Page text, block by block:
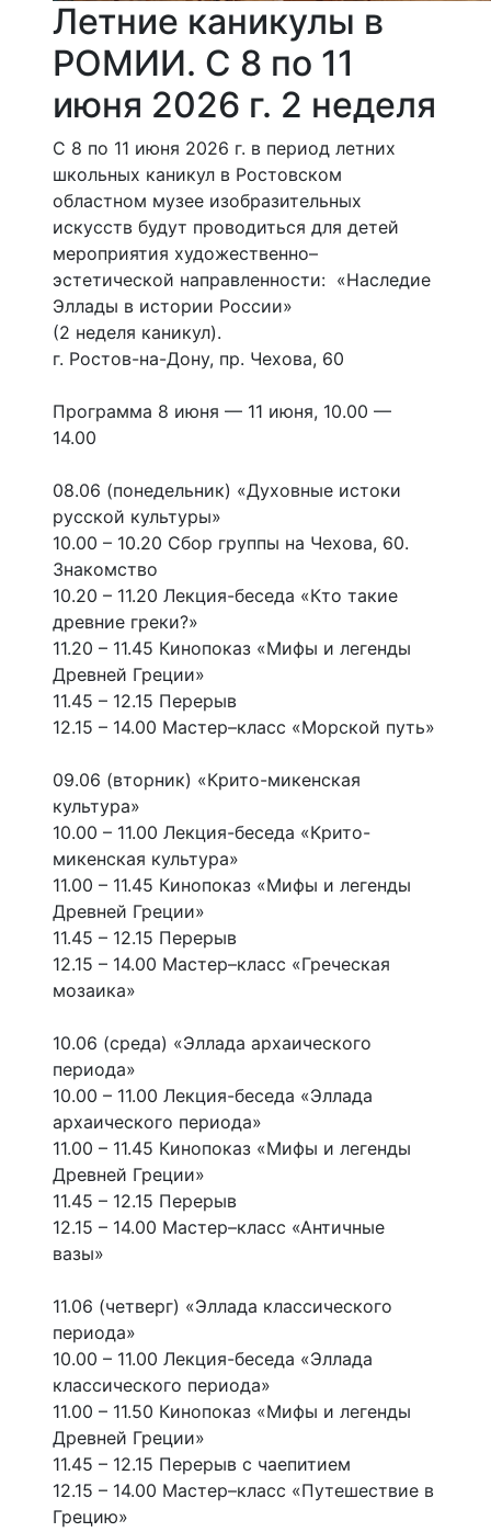
Летние каникулы в
РОМИИ. С 8 по 11
июня 2026 г. 2 неделя
С 8 по 11 июня 2026 г. в период летних
школьных каникул в Ростовском
областном музее изобразительных
искусств будут проводиться для детей
мероприятия художественно–
эстетической направленности: «Наследие
Эллады в истории России»
(2 неделя каникул).
г. Ростов-на-Дону, пр. Чехова, 60
Программа 8 июня — 11 июня, 10.00 —
14.00
08.06 (понедельник) «Духовные истоки
русской культуры»
10.00 – 10.20 Сбор группы на Чехова, 60.
Знакомство
10.20 – 11.20 Лекция-беседа «Кто такие
древние греки?»
11.20 – 11.45 Кинопоказ «Мифы и легенды
Древней Греции»
11.45 – 12.15 Перерыв
12.15 – 14.00 Мастер–класс «Морской путь»
09.06 (вторник) «Крито-микенская
культура»
10.00 – 11.00 Лекция-беседа «Крито-
микенская культура»
11.00 – 11.45 Кинопоказ «Мифы и легенды
Древней Греции»
11.45 – 12.15 Перерыв
12.15 – 14.00 Мастер–класс «Греческая
мозаика»
10.06 (среда) «Эллада архаического
периода»
10.00 – 11.00 Лекция-беседа «Эллада
архаического периода»
11.00 – 11.45 Кинопоказ «Мифы и легенды
Древней Греции»
11.45 – 12.15 Перерыв
12.15 – 14.00 Мастер–класс «Античные
вазы»
11.06 (четверг) «Эллада классического
периода»
10.00 – 11.00 Лекция-беседа «Эллада
классического периода»
11.00 – 11.50 Кинопоказ «Мифы и легенды
Древней Греции»
11.45 – 12.15 Перерыв с чаепитием
12.15 – 14.00 Мастер–класс «Путешествие в
Грецию»